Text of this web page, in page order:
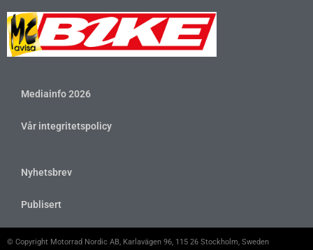
Mediainfo 2026
Vår integritetspolicy
Nyhetsbrev
Publisert
© Copyright Motorrad Nordic AB, Karlavägen 96, 115 26 Stockholm, Sweden